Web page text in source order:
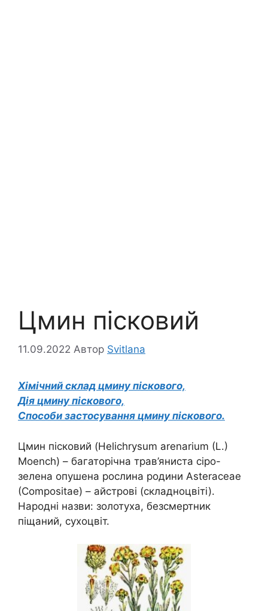
Цмин пісковий
11.09.2022 Автор Svitlana
Хімічний склад цмину піскового,
Дія цмину піскового,
Способи застосування цмину піскового.
Цмин пісковий (Helichrysum arenarium (L.)
Moench) – багаторічна трав’яниста сіро-
зелена опушена рослина родини Asteraceae
(Compositae) – айстрові (складноцвіті).
Народні назви: золотуха, безсмертник
піщаний, сухоцвіт.